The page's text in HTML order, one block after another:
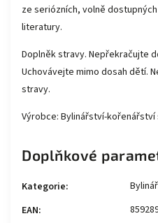
ze seriózních, volně
literatury.
Doplněk stravy. Nepřekračujte
Uchovávejte mimo dosah dětí.
stravy.
Výrobce: Bylinářství-kořenářství
Doplňkové
Kategorie:
EAN: